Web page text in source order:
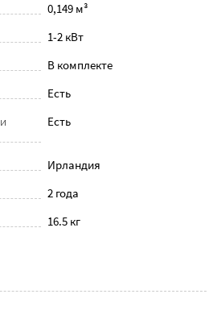
0,149 м³
1-2 кВт
В комплекте
Есть
Есть
Ирландия
2 года
16.5 кг